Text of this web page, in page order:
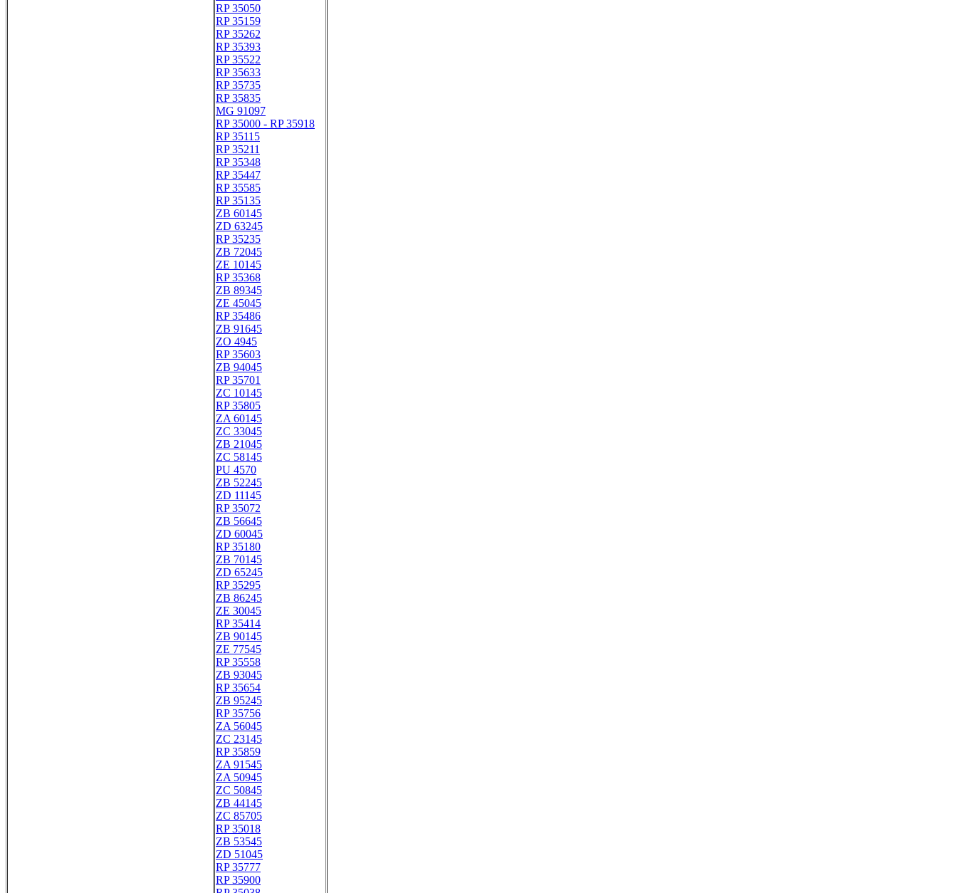
RP 35050
RP 35159
RP 35262
RP 35393
RP 35522
RP 35633
RP 35735
RP 35835
MG 91097
RP 35000 - RP 35918
RP 35115
RP 35211
RP 35348
RP 35447
RP 35585
RP 35135
ZB 60145
ZD 63245
RP 35235
ZB 72045
ZE 10145
RP 35368
ZB 89345
ZE 45045
RP 35486
ZB 91645
ZO 4945
RP 35603
ZB 94045
RP 35701
ZC 10145
RP 35805
ZA 60145
ZC 33045
ZB 21045
ZC 58145
PU 4570
ZB 52245
ZD 11145
RP 35072
ZB 56645
ZD 60045
RP 35180
ZB 70145
ZD 65245
RP 35295
ZB 86245
ZE 30045
RP 35414
ZB 90145
ZE 77545
RP 35558
ZB 93045
RP 35654
ZB 95245
RP 35756
ZA 56045
ZC 23145
RP 35859
ZA 91545
ZA 50945
ZC 50845
ZB 44145
ZC 85705
RP 35018
ZB 53545
ZD 51045
RP 35777
RP 35900